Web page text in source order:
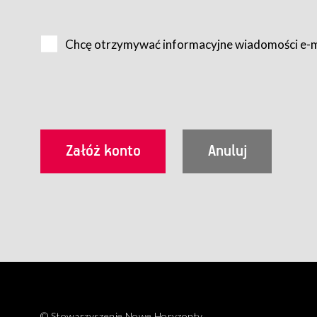
Usługobiorca przed rozpoczęciem korzystania z
utrwalenie i wydrukowanie.
§ 3
Korzystanie ze wszystkich aplikacji Serwisu może być
Chcę otrzymywać informacyjne wiadomości e-